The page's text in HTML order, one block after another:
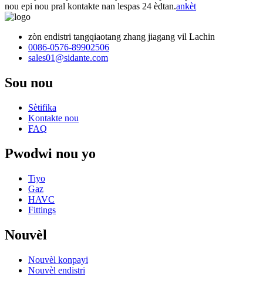
nou epi nou pral kontakte nan lespas 24 èdtan.ankèt
zòn endistri tangqiaotang zhang jiagang vil Lachin
0086-0576-89902506
sales01@sidante.com
Sou nou
Sètifika
Kontakte nou
FAQ
Pwodwi nou yo
Tiyo
Gaz
HAVC
Fittings
Nouvèl
Nouvèl konpayi
Nouvèl endistri